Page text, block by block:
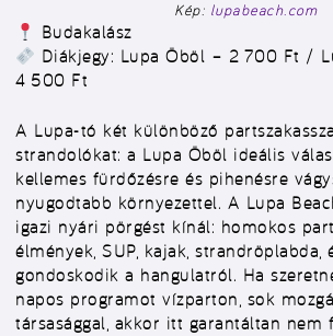
Kép: lupabeach.com
Budakalász
Diákjegy: Lupa Öböl – 2 700 Ft /
4 500 Ft
A Lupa-tó két különböző
strandolókat: a Lupa Öböl ideális
kellemes fürdőzésre és pihenésre
nyugodtabb környezettel. A Lupa
igazi nyári pörgést kínál: homokos
élmények, SUP, kajak, strandröplabda,
gondoskodik a hangulatról. Ha
napos programot vízparton, sok
társasággal, akkor itt garantáltan nem